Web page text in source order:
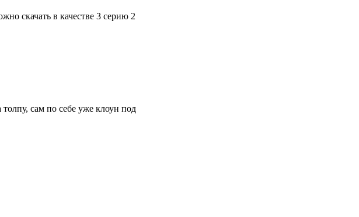
скачать в качестве 3 серию 2
сам по себе уже клоун под